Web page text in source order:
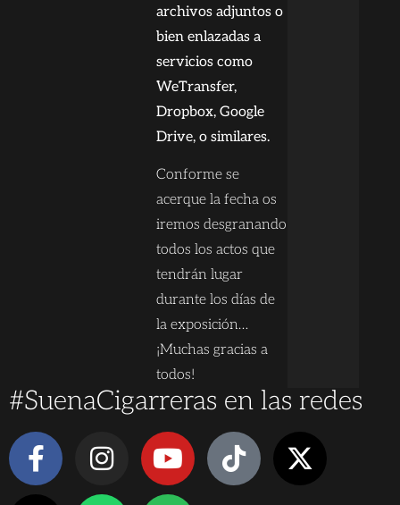
archivos adjuntos o
bien enlazadas a
servicios como
WeTransfer,
Dropbox, Google
Drive, o similares.
Conforme se
acerque la fecha os
iremos desgranando
todos los actos que
tendrán lugar
durante los días de
la exposición…
¡Muchas gracias a
todos!
#SuenaCigarreras en las redes